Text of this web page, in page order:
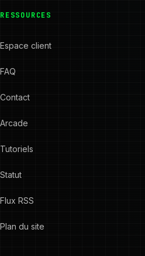
RESSOURCES
Espace client
FAQ
Contact
Arcade
Tutoriels
Statut
Flux RSS
Plan du site